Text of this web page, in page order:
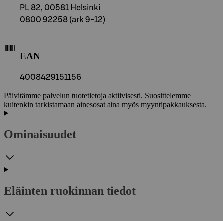
PL 82, 00581 Helsinki
0800 92258 (ark 9-12)
EAN
4008429151156
Päivitämme palvelun tuotetietoja aktiivisesti. Suosittelemme
kuitenkin tarkistamaan ainesosat aina myös myyntipakkauksesta.
Ominaisuudet
Eläinten ruokinnan tiedot